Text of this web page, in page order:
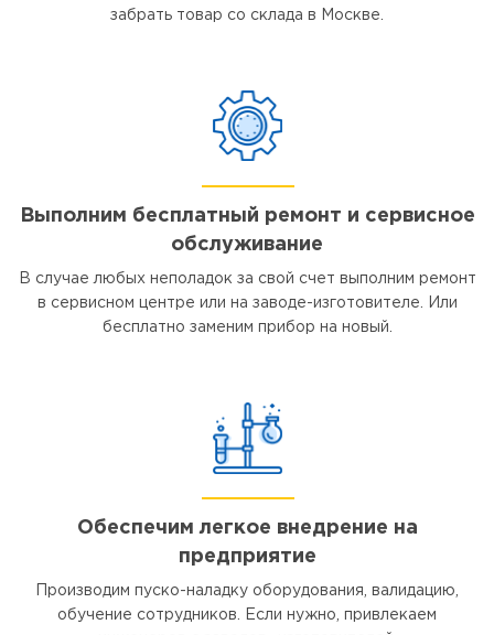
забрать товар со склада в Москве.
Выполним бесплатный ремонт и сервисное
обслуживание
В случае любых неполадок за свой счет выполним ремонт
в сервисном центре или на заводе-изготовителе. Или
бесплатно заменим прибор на новый.
Обеспечим легкое внедрение на
предприятие
Производим пуско-наладку оборудования, валидацию,
обучение сотрудников. Если нужно, привлекаем